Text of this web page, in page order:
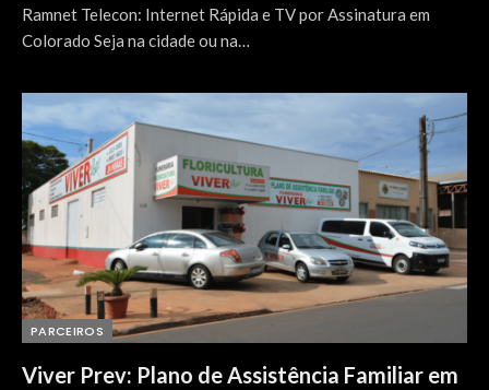
Ramnet Telecon: Internet Rápida e TV por Assinatura em
Colorado Seja na cidade ou na…
PARCEIROS
Viver Prev: Plano de Assistência Familiar em